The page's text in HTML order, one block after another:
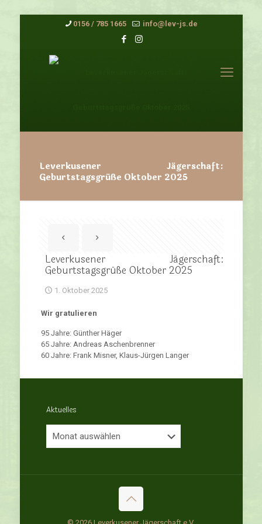
0156 / 785 1665 info@lev-js.de
Leverkusener Jägerschaft:
Geburtstagsgrüße Oktober 2025
Leverkusener Jägerschaft:
Geburtstagsgrüße Oktober 2025
1. Oktober 2025
Wir gratulieren
95 Jahre: Günther Häger
65 Jahre: Andreas Aschenbrenner
60 Jahre: Frank Misner, Klaus-Jürgen Langer
Aktuelles